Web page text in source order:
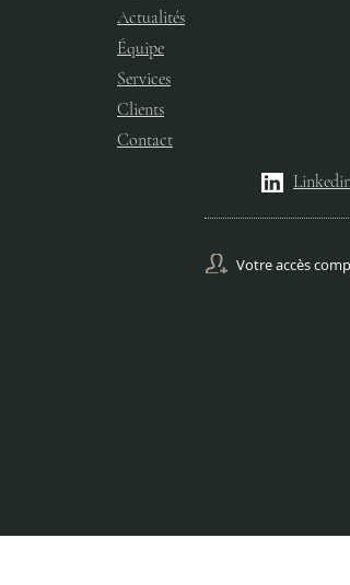
Actualités
Équipe
Services​
Clients
Contact
Linkedin
Votre accès